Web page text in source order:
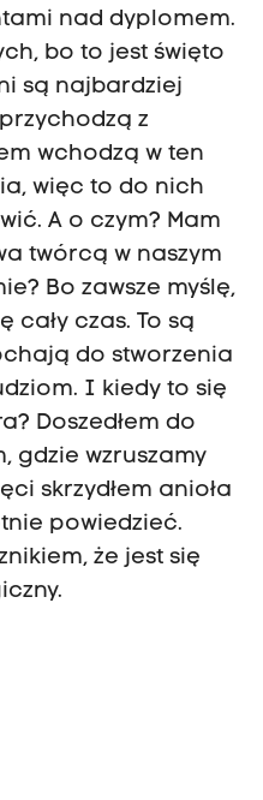
nad dyplomem.
bo to jest święto
są najbardziej
z
wchodzą w ten
więc to do nich
A o czym? Mam
twórcą w naszym
Bo zawsze myślę,
cały czas. To są
do stworzenia
I kiedy to się
Doszedłem do
gdzie wzruszamy
skrzydłem anioła
powiedzieć.
że jest się